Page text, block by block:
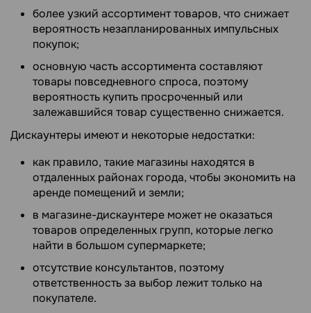
более узкий ассортимент товаров, что снижает
вероятность незапланированных импульсных
покупок;
основную часть ассортимента составляют
товары повседневного спроса, поэтому
вероятность купить просроченный или
залежавшийся товар существенно снижается.
Дискаунтеры имеют и некоторые недостатки:
как правило, такие магазины находятся в
отдаленных районах города, чтобы экономить на
аренде помещений и земли;
в магазине-дискаунтере может не оказаться
товаров определенных групп, которые легко
найти в большом супермаркете;
отсутствие консультантов, поэтому
ответственность за выбор лежит только на
покупателе.